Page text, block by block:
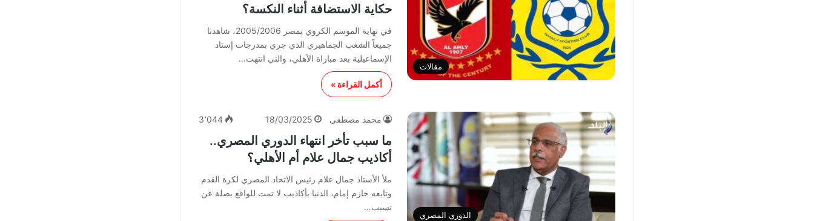
مقالات
حكاية الاستضافة أثناء النكسة؟
في نهاية الموسم الكروي بمصر 2005/2006، شاهدنا
جميعاً الشغب الجماهيري الذي جري بمدرجات إستاد
الإسماعيلية بعد مباراة الأهلي، والتي انتهت…
أكمل القراءة »
الدوري المصري
محمد مصطفى 18/03/2025 3٬044
ما سبب تأخر انتهاء الدوري المصري..
أكاذيب جمال علام أم الأهلي؟
ملأ الأستاذ جمال علام رئيس الاتحاد المصري لكرة القدم
وتابعه حازم إمام، الدنيا بأكاذيب لا تمت للواقع بصلة عن
تسبب…